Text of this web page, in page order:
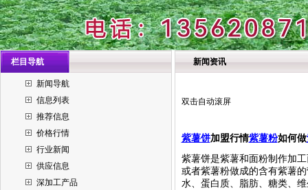
栏目导航
新闻导航
信息列表
推荐信息
价格行情
行业新闻
供应信息
深加工产品
新闻资讯
双击自动滚屏
紫薯饼加盟行情紫薯粉如何做
紫薯饼是紫薯和面粉制作加
或者紫薯粉做成的含有紫薯
水、蛋白质、脂肪、糖类、